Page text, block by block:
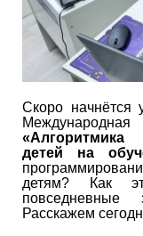
Скоро начнётся
«Алгоритмика
детей на
детям? Как
Расскажем